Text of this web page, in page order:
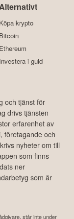
Köpa krypto
Bitcoin
Ethereum
Investera i guld
och tjänst för
drivs tjänsten
erfarenhet av
företagande och
nyheter om till
som finns
ner
som är
står inte under